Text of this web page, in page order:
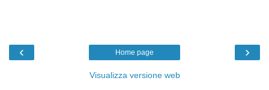
‹ ›
Home page
Visualizza versione web